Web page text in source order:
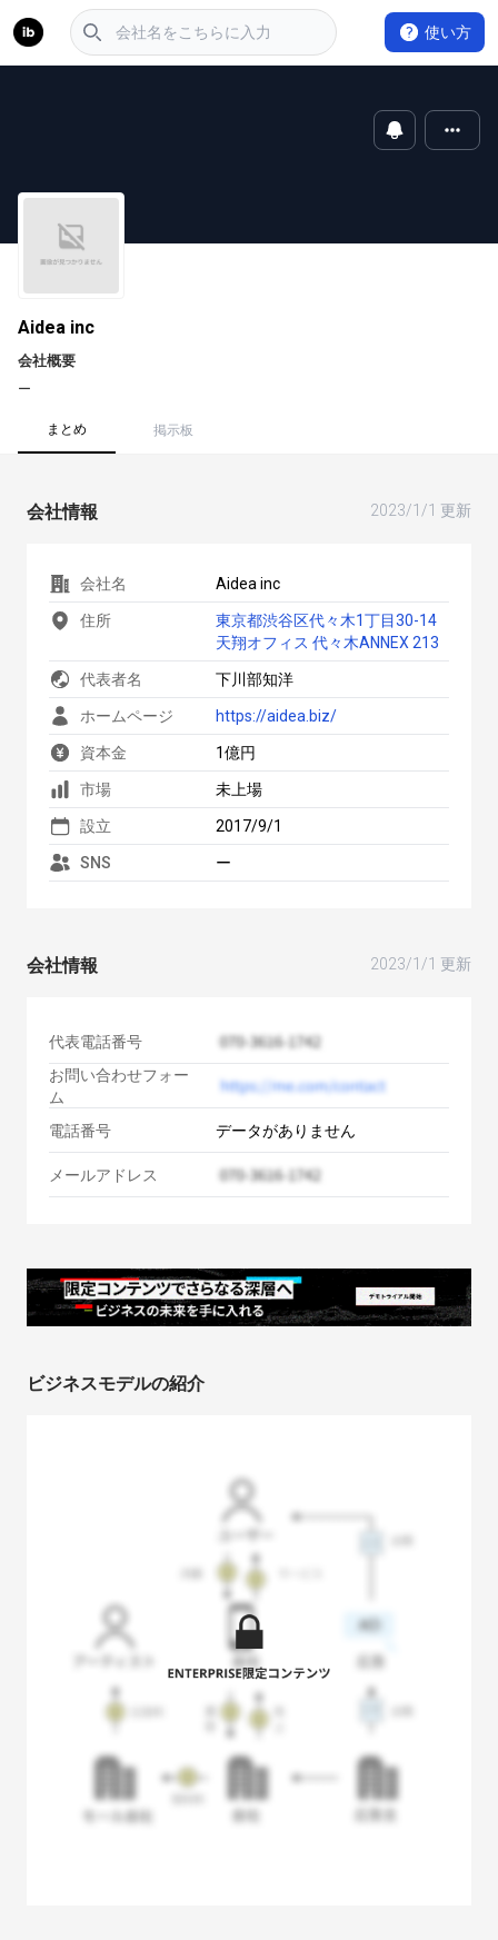
使い方
Aidea inc
会社概要
ー
まとめ 掲示板
会社情報 2023/1/1 更新
会社名 Aidea inc
住所
東京都渋谷区代々木1丁目30-14
天翔オフィス 代々木ANNEX 213
代表者名 下川部知洋
ホームページ https://aidea.biz/
資本金 1億円
市場 未上場
設立 2017/9/1
SNS ー
会社情報 2023/1/1 更新
代表電話番号
お問い合わせフォー
ム
電話番号
データがありません
メールアドレス
ビジネスモデルの紹介